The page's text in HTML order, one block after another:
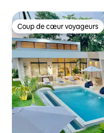
Coup de cœur voyageurs
Coup de cœur voyageurs